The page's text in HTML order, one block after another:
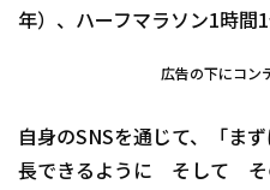
年）、ハーフマラソン1時間
広告の下にコン
自身のSNSを通じて、「ま
長できるように そして そ